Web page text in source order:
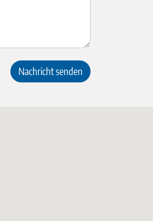
Nachricht senden